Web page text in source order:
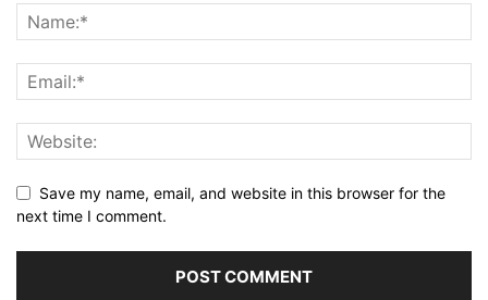
Save my name, email, and website in this browser for the
next time I comment.